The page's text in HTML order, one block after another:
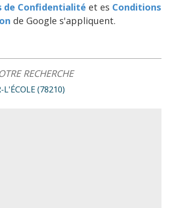
de Confidentialité et es Conditions
de Google s'appliquent.
RECHERCHE
(78210)